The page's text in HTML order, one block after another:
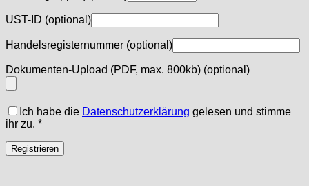
UST-ID (optional)
Handelsregisternummer (optional)
Dokumenten-Upload (PDF, max. 800kb) (optional)
Ich habe die Datenschutzerklärung gelesen und stimme
ihr zu. *
Registrieren